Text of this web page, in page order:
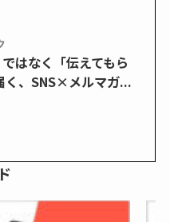
ではなく「伝えてもら
く、SNS×メルマガ...